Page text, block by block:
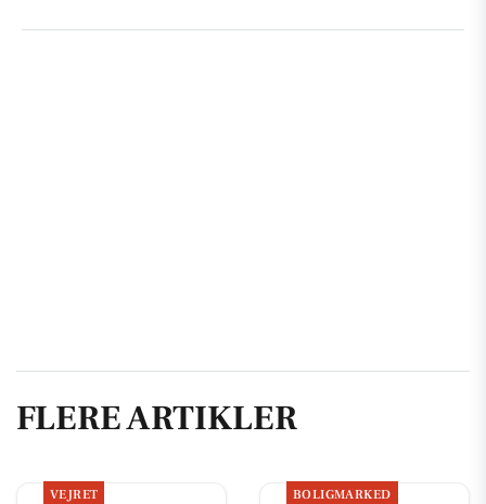
FLERE ARTIKLER
VEJRET BOLIGMARKED